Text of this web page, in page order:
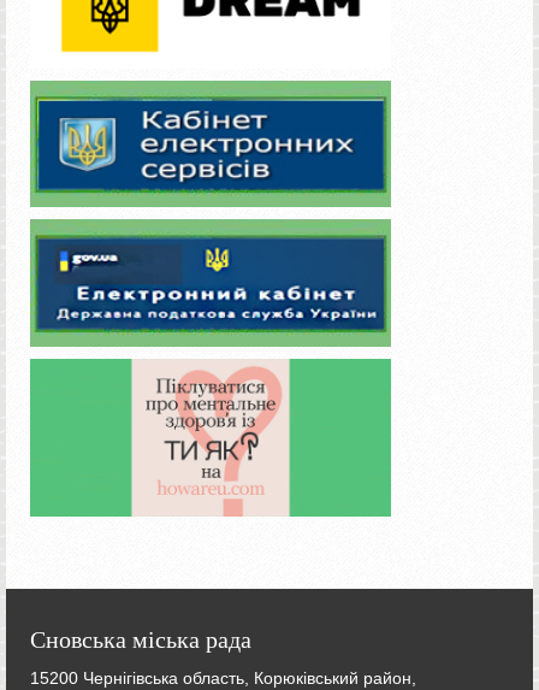
Сновська міська рада
15200 Чернігівська область, Корюківський район,